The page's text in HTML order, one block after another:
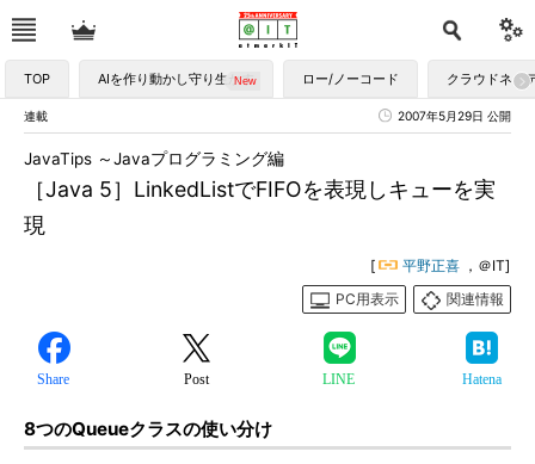
TOP AIを作り動かし守り生かす ロー/ノーコード クラウドネイ
連載 2007年5月29日 公開
［Java 5］LinkedListでFIFOを表現しキューを実
現
JavaTips ～Javaプログラミング編
[ 平野正喜 ，＠IT]
PC用表示
関連情報
Share Post LINE Hatena
8つのQueueクラスの使い分け